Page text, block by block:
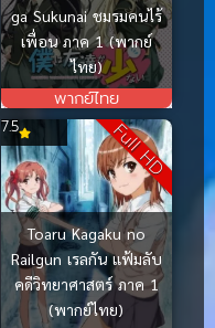
ga Sukunai ชมรมคนไร้
เพื่อน ภาค 1 (พากย์
ไทย)
พากย์ไทย
Full HD
Toaru Kagaku no
Railgun เรลกัน แฟ้มลับ
คดีวิทยาศาสตร์ ภาค 1
(พากย์ไทย)
7.5